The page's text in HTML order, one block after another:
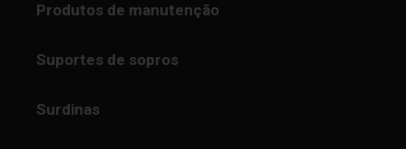
Produtos de manutenção
Suportes de sopros
Surdinas